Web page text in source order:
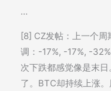
…
[8] CZ发帖：上一个
调：-17%, -17%, -
次下跌都感觉像是末
了。BTC却持续上涨。